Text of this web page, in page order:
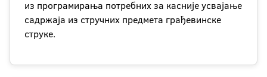
из програмирања потребних за касније усвајање
садржаја из стручних предмета грађевинске
струке.